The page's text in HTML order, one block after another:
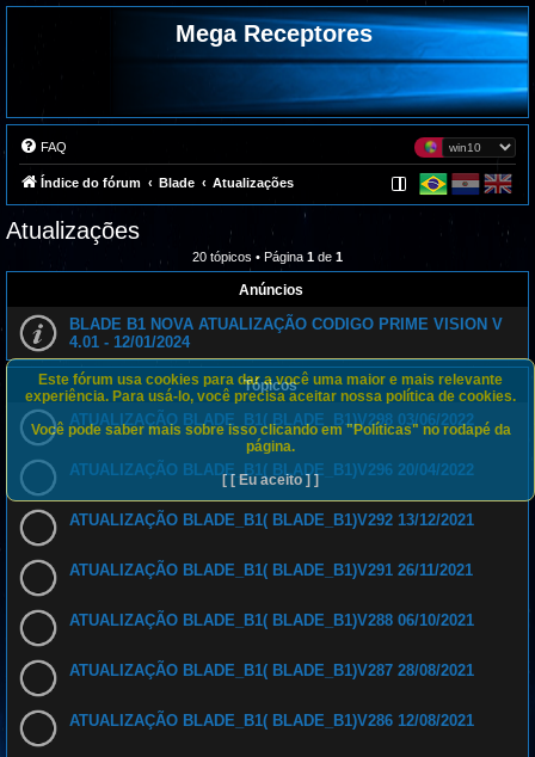
Mega Receptores
FAQ
Índice do fórum Blade Atualizações
Atualizações
20 tópicos • Página 1 de 1
Anúncios
BLADE B1 NOVA ATUALIZAÇÃO CODIGO PRIME VISION V
4.01 - 12/01/2024
Tópicos
ATUALIZAÇÃO BLADE_B1( BLADE_B1)V298 03/06/2022
ATUALIZAÇÃO BLADE_B1( BLADE_B1)V296 20/04/2022
ATUALIZAÇÃO BLADE_B1( BLADE_B1)V292 13/12/2021
ATUALIZAÇÃO BLADE_B1( BLADE_B1)V291 26/11/2021
ATUALIZAÇÃO BLADE_B1( BLADE_B1)V288 06/10/2021
ATUALIZAÇÃO BLADE_B1( BLADE_B1)V287 28/08/2021
ATUALIZAÇÃO BLADE_B1( BLADE_B1)V286 12/08/2021
Este fórum usa cookies para dar a você uma maior e mais relevante
experiência. Para usá-lo, você precisa aceitar nossa política de cookies.
Você pode saber mais sobre isso clicando em "Políticas" no rodapé da
página.
[ [ Eu aceito ] ]